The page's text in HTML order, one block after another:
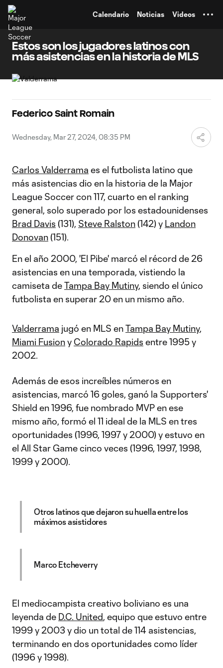
Calendario Noticias Videos
Estos son los jugadores latinos con
más asistencias en la historia de MLS
Federico Saint Romain
Wednesday, Mar 27, 2024, 08:35 PM
Carlos Valderrama es el futbolista latino que
más asistencias dio en la historia de la Major
League Soccer con 117, cuarto en el ranking
general, solo superado por los estadounidenses
Brad Davis (131), Steve Ralston(142) y Landon
Donovan(151).
En el año 2000, 'El Pibe' marcó el récord de 26
asistencias en una temporada, vistiendo la
camiseta deTampa Bay Mutiny, siendo el único
futbolista en superar 20 en un mismo año.
Valderrama jugó en MLS enTampa Bay Mutiny,
Miami Fusiony Colorado Rapids entre 1995 y
2002.
Además de esos increíbles números en
asistencias, marcó 16 goles, ganó la Supporters'
Shield en 1996, fue nombrado MVP en ese
mismo año, formó el 11 ideal de la MLS en tres
oportunidades (1996, 1997 y 2000) y estuvo en
el All Star Game cinco veces (1996, 1997, 1998,
1999 y 2000).
Otros latinos que dejaron su huella entre los
máximos asistidores
Marco Etcheverry
El mediocampista creativo boliviano es una
leyenda de D.C. United, equipo que estuvo entre
1999 y 2003 y dio un total de 114 asistencias,
terminando en dos oportunidades como líder
(1996 y 1998).